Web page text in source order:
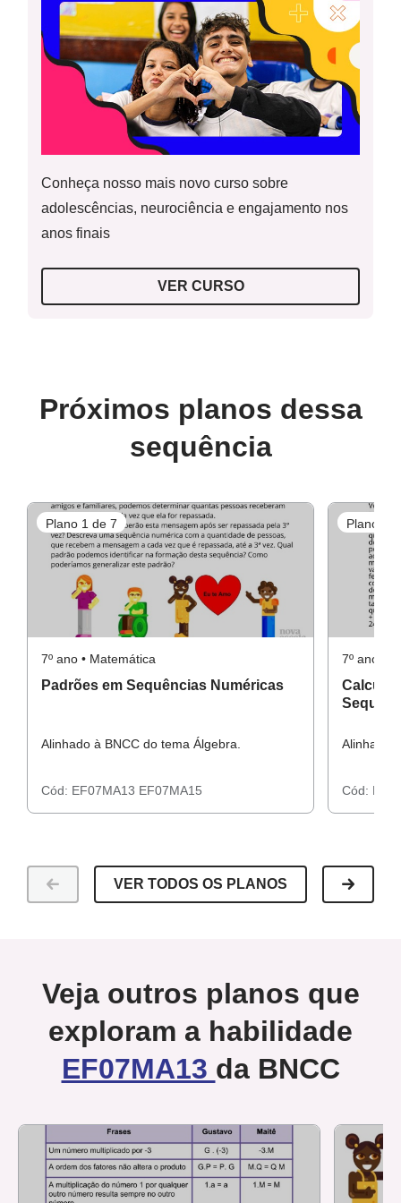
Para o Professor
Resolução do Aquecimento
Resolução da Atividade Principal
Resolução da Atividade Complementar
Recursos Necessários
DataShow e notebook
Folha de papel A4 branca;
Atividades impressas em folhas ou utilização de folhas de
Conheça nosso mais novo curso sobre
adolescências, neurociência e engajamento nos
anos finais
VER CURSO
Próximos planos dessa
sequência
Plano 1 de 7
7º ano • Matemática
Padrões em Sequências Numéricas
Alinhado à BNCC do tema Álgebra.
Cód: EF07MA13 EF07MA15
Plano 3
7º ano •
Alinhado
Cód:
VER TODOS OS PLANOS
Veja outros planos que
exploram a habilidade
EF07MA13 da BNCC